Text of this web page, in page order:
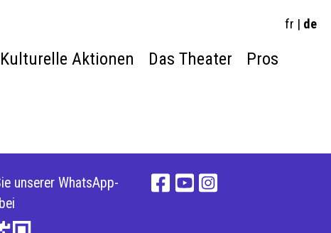
fr | de
Kulturelle Aktionen Das Theater Pros
unserer WhatsApp-